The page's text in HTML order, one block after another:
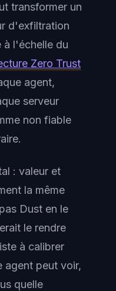
transformer un
d'exfiltration
l'échelle du
Zero Trust
agent,
serveur
non fiable
: valeur et
la même
Dust en le
le rendre
à calibrer
agent peut voir,
quelle